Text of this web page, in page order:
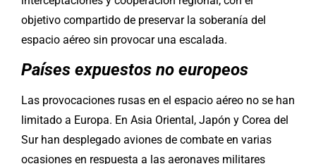
objetivo compartido de preservar la soberanía del
espacio aéreo sin provocar una escalada.
Países expuestos no europeos
Las provocaciones rusas en el espacio aéreo no se han
limitado a Europa. En Asia Oriental, Japón y Corea del
Sur han desplegado aviones de combate en varias
ocasiones en respuesta a las aeronaves militares